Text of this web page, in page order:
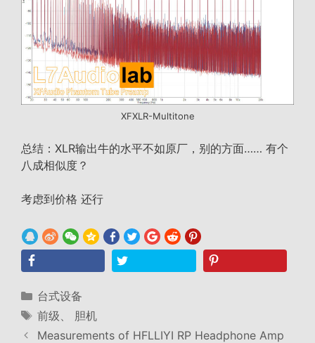
XFXLR-Multitone
总结：XLR输出牛的水平不如原厂，别的方面…… 有个
八成相似度？
考虑到价格 还行
分
类
台式设备
标
签
前级
胆机
Measurements of HFLLIYI RP Headphone Amp